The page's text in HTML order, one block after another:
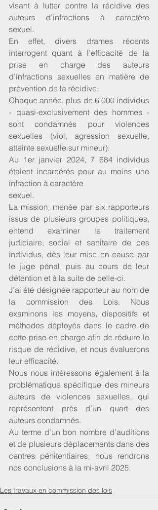
visant à lutter contre la récidive des
auteurs d’infractions à caractère
sexuel.
En effet, divers drames récents
interrogent quant à l’efficacité de la
prise en charge des auteurs
d’infractions sexuelles en matière de
prévention de la récidive.
Chaque année, plus de 6 000 individus
- quasi-exclusivement des hommes -
sont condamnés pour violences
sexuelles (viol, agression sexuelle,
atteinte sexuelle sur mineur).
Au 1er janvier 2024, 7 684 individus
étaient incarcérés pour au moins une
infraction à caractère
sexuel.
La mission, menée par six rapporteurs
issus de plusieurs groupes politiques,
entend examiner le traitement
judiciaire, social et sanitaire de ces
individus, dès leur mise en cause par
le juge pénal, puis au cours de leur
détention et à la suite de celle-ci.
J’ai été désignée rapporteur au nom de
la commission des Lois. Nous
examinons les moyens, dispositifs et
méthodes déployés dans le cadre de
cette prise en charge afin de réduire le
risque de récidive, et nous évaluerons
leur efficacité.
Nous nous intéressons également à la
problématique spécifique des mineurs
auteurs de violences sexuelles, qui
représentent près d’un quart des
auteurs condamnés.
Au terme d’un bon nombre d’auditions
et de plusieurs déplacements dans des
centres pénitentiaires, nous rendrons
nos conclusions à la mi-avril 2025.
Les travaux en commission des lois